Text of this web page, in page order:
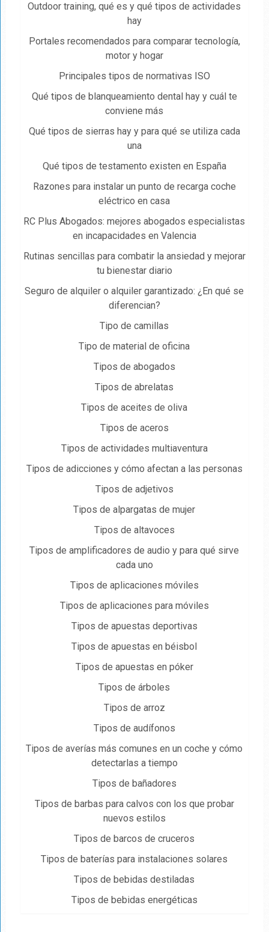
Outdoor training, qué es y qué tipos de actividades
hay
Portales recomendados para comparar tecnología,
motor y hogar
Principales tipos de normativas ISO
Qué tipos de blanqueamiento dental hay y cuál te
conviene más
Qué tipos de sierras hay y para qué se utiliza cada
una
Qué tipos de testamento existen en España
Razones para instalar un punto de recarga coche
eléctrico en casa
RC Plus Abogados: mejores abogados especialistas
en incapacidades en Valencia
Rutinas sencillas para combatir la ansiedad y mejorar
tu bienestar diario
Seguro de alquiler o alquiler garantizado: ¿En qué se
diferencian?
Tipo de camillas
Tipo de material de oficina
Tipos de abogados
Tipos de abrelatas
Tipos de aceites de oliva
Tipos de aceros
Tipos de actividades multiaventura
Tipos de adicciones y cómo afectan a las personas
Tipos de adjetivos
Tipos de alpargatas de mujer
Tipos de altavoces
Tipos de amplificadores de audio y para qué sirve
cada uno
Tipos de aplicaciones móviles
Tipos de aplicaciones para móviles
Tipos de apuestas deportivas
Tipos de apuestas en béisbol
Tipos de apuestas en póker
Tipos de árboles
Tipos de arroz
Tipos de audífonos
Tipos de averías más comunes en un coche y cómo
detectarlas a tiempo
Tipos de bañadores
Tipos de barbas para calvos con los que probar
nuevos estilos
Tipos de barcos de cruceros
Tipos de baterías para instalaciones solares
Tipos de bebidas destiladas
Tipos de bebidas energéticas